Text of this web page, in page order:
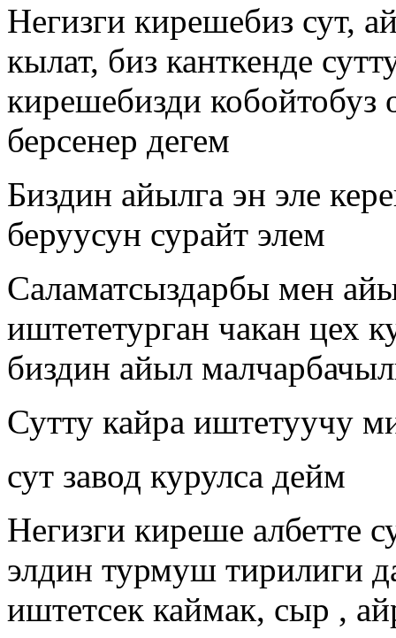
Негизги кирешебиз сут,
кылат, биз канткенде
кирешебизди кобойтобуз
берсенер дегем
Биздин айылга эн эле
беруусун сурайт элем
Саламатсыздарбы мен
иштететурган чакан цех
биздин айыл
Сутту кайра иштетуучу
сут завод курулса дейм
Негизги киреше албетте
элдин турмуш тирилиги
иштетсек каймак, сыр ,